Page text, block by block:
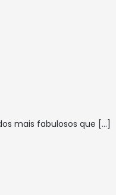
mais fabulosos que […]